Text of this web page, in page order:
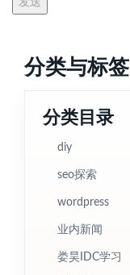
分类与标签
分类目录
diy
seo探索
wordpress
业内新闻
娄昊IDC学习